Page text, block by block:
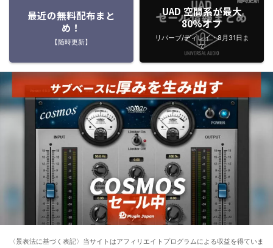
最近の無料配布まと
め！
【随時更新】
UAD 空間系が最大
80%オフ
リバーブ/ディレイ・8月31日ま
で
〈景表法に基づく表記〉当サイトはアフィリエイトプログラムによる収益を得ていま